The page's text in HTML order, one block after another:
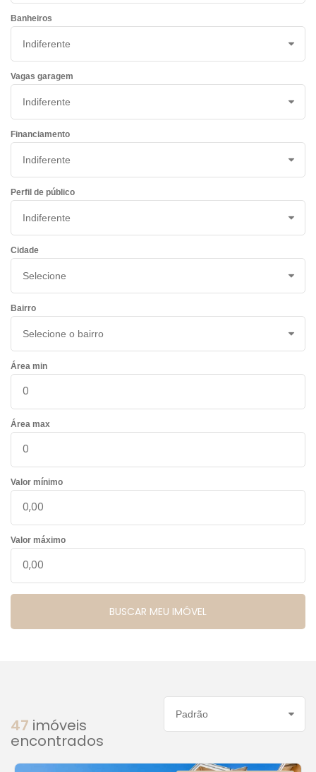
Banheiros
Vagas garagem
Financiamento
Perfil de público
Cidade
Bairro
Área min
Área max
Valor mínimo
Valor máximo
Ordenar por:
47 imóveis
encontrados